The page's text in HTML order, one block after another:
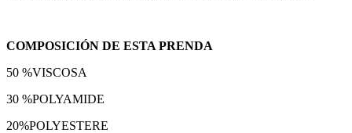
COMPOSICIÓN DE ESTA PRENDA
50 %VISCOSA
30 %POLYAMIDE
20%POLYESTERE